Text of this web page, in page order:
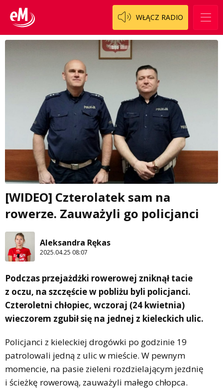
WŁĄCZ RADIO
[WIDEO] Czterolatek sam na
rowerze. Zauważyli go policjanci
Aleksandra Rękas
2025.04.25 08:07
Podczas przejażdżki rowerowej zniknął tacie
z oczu, na szczęście w pobliżu byli policjanci.
Czteroletni chłopiec, wczoraj (24 kwietnia)
wieczorem zgubił się na jednej z kieleckich ulic.
Policjanci z kieleckiej drogówki po godzinie 19
patrolowali jedną z ulic w mieście. W pewnym
momencie, na pasie zieleni rozdzielającym jezdnię
i ścieżkę rowerową, zauważyli małego chłopca.